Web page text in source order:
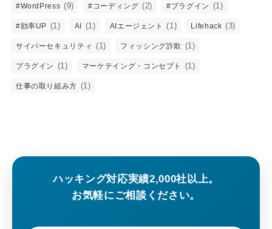
#WordPress (9) #コーディング (2) #プラグイン (1)
#効率UP (1) AI (1) AIエージェント (1) Lifehack (3)
サイバーセキュリティ (1) フィッシング詐欺 (1)
プラグイン (1) マーケテイング・コンセプト (1)
仕事の取り組み方 (1)
ハッキング対応実績2,000社以上。
お気軽にご相談ください。